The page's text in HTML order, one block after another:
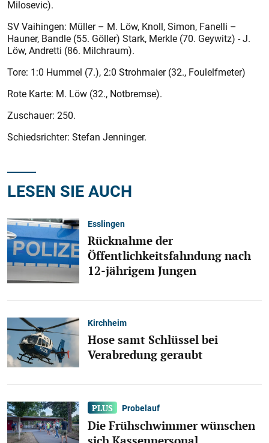
Milosevic).
SV Vaihingen: Müller – M. Löw, Knoll, Simon, Fanelli –
Hauner, Bandle (55. Göller) Stark, Merkle (70. Geywitz) - J.
Löw, Andretti (86. Milchraum).
Tore: 1:0 Hummel (7.), 2:0 Strohmaier (32., Foulelfmeter)
Rote Karte: M. Löw (32., Notbremse).
Zuschauer: 250.
Schiedsrichter: Stefan Jenninger.
LESEN SIE AUCH
Esslingen
Rücknahme der
Öffentlichkeitsfahndung nach
12-jährigem Jungen
Kirchheim
Hose samt Schlüssel bei
Verabredung geraubt
Probelauf
Die Frühschwimmer wünschen